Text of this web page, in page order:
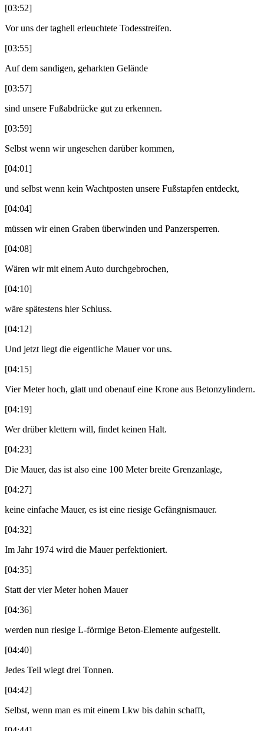
[03:52]
Vor uns der taghell erleuchtete Todesstreifen.
[03:55]
Auf dem sandigen, geharkten Gelände
[03:57]
sind unsere Fußabdrücke gut zu erkennen.
[03:59]
Selbst wenn wir ungesehen darüber kommen,
[04:01]
und selbst wenn kein Wachtposten unsere Fußstapfen entdeckt,
[04:04]
müssen wir einen Graben überwinden und Panzersperren.
[04:08]
Wären wir mit einem Auto durchgebrochen,
[04:10]
wäre spätestens hier Schluss.
[04:12]
Und jetzt liegt die eigentliche Mauer vor uns.
[04:15]
Vier Meter hoch, glatt und obenauf eine Krone aus Betonzylindern.
[04:19]
Wer drüber klettern will, findet keinen Halt.
[04:23]
Die Mauer, das ist also eine 100 Meter breite Grenzanlage,
[04:27]
keine einfache Mauer, es ist eine riesige Gefängnismauer.
[04:32]
Im Jahr 1974 wird die Mauer perfektioniert.
[04:35]
Statt der vier Meter hohen Mauer
[04:36]
werden nun riesige L-förmige Beton-Elemente aufgestellt.
[04:40]
Jedes Teil wiegt drei Tonnen.
[04:42]
Selbst, wenn man es mit einem Lkw bis dahin schafft,